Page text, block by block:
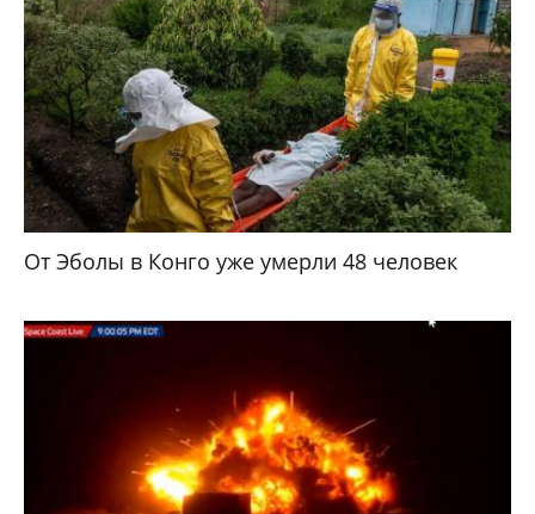
От Эболы в Конго уже умерли 48 человек